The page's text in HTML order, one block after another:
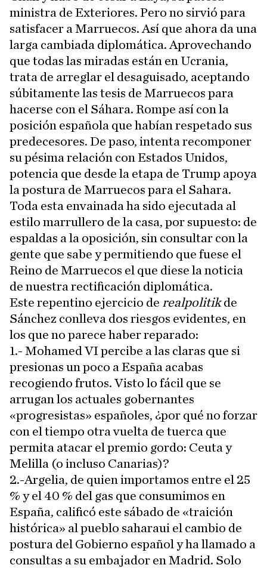
ministra de Exteriores. Pero no sirvió para
satisfacer a Marruecos. Así que ahora da una
larga cambiada diplomática. Aprovechando
que todas las miradas están en Ucrania,
trata de arreglar el desaguisado, aceptando
súbitamente las tesis de Marruecos para
hacerse con el Sáhara. Rompe así con la
posición española que habían respetado sus
predecesores. De paso, intenta recomponer
su pésima relación con Estados Unidos,
potencia que desde la etapa de Trump apoya
la postura de Marruecos para el Sahara.
Toda esta envainada ha sido ejecutada al
estilo marrullero de la casa, por supuesto: de
espaldas a la oposición, sin consultar con la
gente que sabe y permitiendo que fuese el
Reino de Marruecos el que diese la noticia
de nuestra rectificación diplomática.
Este repentino ejercicio de realpolitikde
Sánchez conlleva dos riesgos evidentes, en
los que no parece haber reparado:
1.- Mohamed VI percibe a las claras que si
presionas un poco a España acabas
recogiendo frutos. Visto lo fácil que se
arrugan los actuales gobernantes
«progresistas» españoles, ¿por qué no forzar
con el tiempo otra vuelta de tuerca que
permita atacar el premio gordo: Ceuta y
Melilla (o incluso Canarias)?
2.-Argelia, de quien importamos entre el 25
% y el 40 % del gas que consumimos en
España, calificó este sábado de «traición
histórica» al pueblo saharaui el cambio de
postura del Gobierno español y ha llamado a
consultas a su embajador en Madrid. Solo